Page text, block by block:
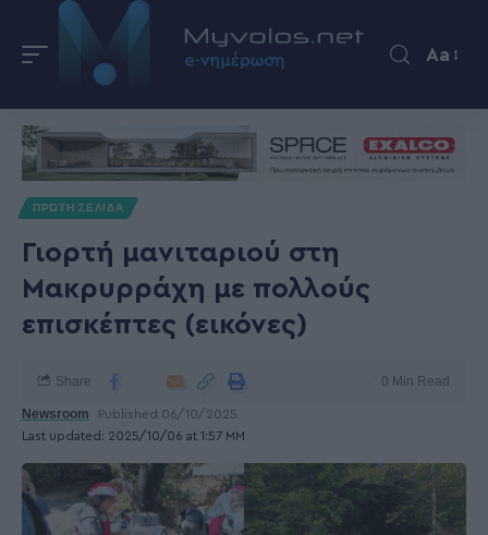
Aa
ΠΡΩΤΗ ΣΕΛΙΔΑ
Γιορτή μανιταριού στη
Μακρυρράχη με πολλούς
επισκέπτες (εικόνες)
Last updated: 2025/10/06 at 1:57 ΜΜ
Newsroom Published 06/10/2025
Share 0 Min Read